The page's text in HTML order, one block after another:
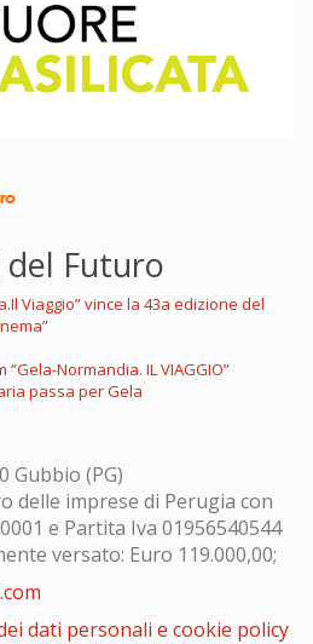
del Futuro
Viaggio” vince la 43a edizione del
Normandia. IL VIAGGIO”
passa per Gela
Gubbio (PG)
delle imprese di Perugia con
e Partita Iva 01956540544
versato: Euro 119.000,00;
dati personali e cookie policy